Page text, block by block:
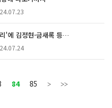
'에 김정현·금새록 등…
84 85